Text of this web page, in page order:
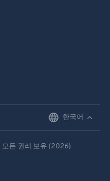
한국어
든 권리 보유 (2026)